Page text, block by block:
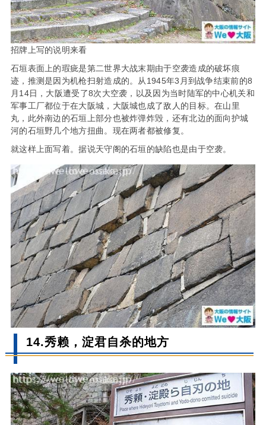
招牌上写的说明来看
石垣表面上的瑕疵是第二世界大战末期由于空袭造成的破坏痕
迹，推测是因为机枪扫射造成的。从1945年3月到战争结束前的8
月14日，大阪遭受了8次大空袭，以及因为当时陆军的中心机关和
军事工厂都位于在大阪城，大阪城也成了敌人的目标。在山里
丸，此外南边的石垣上部分也被炸弹炸毁，还有北边的面向护城
河的石垣野几个地方扭曲。现在两者都被修复。
就这样上面写着。据说天守阁的石垣的缺陷也是由于空袭。
14.秀赖，淀君自杀的地方